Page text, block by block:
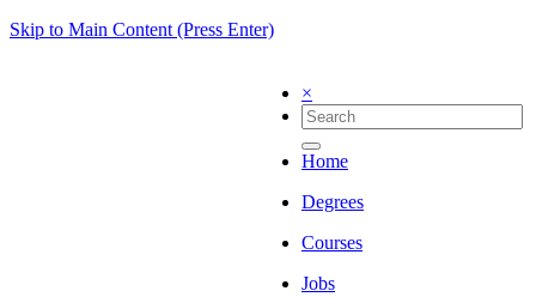
Skip to Main Content (Press Enter)
×
Home
Degrees
Courses
Jobs